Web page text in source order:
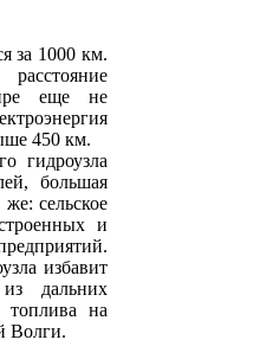
за 1000 км.
еще не
450 км.
гидроузла
большая
сельское
и
избавит
дальних
топлива на
Волги.